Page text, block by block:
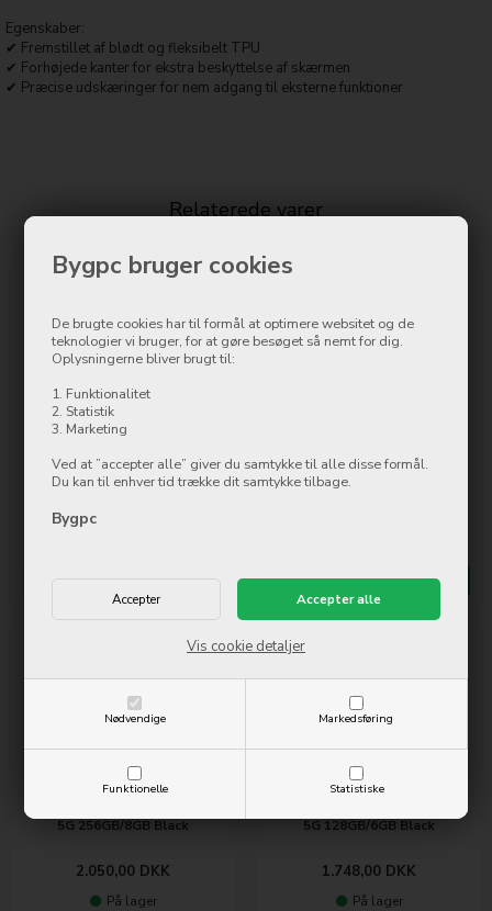
Bygpc bruger cookies
De brugte cookies har til formål at optimere websitet og de
teknologier vi bruger, for at gøre besøget så nemt for dig.
Oplysningerne bliver brugt til:
1. Funktionalitet
2. Statistik
3. Marketing
Ved at ”accepter alle” giver du samtykke til alle disse formål.
Du kan til enhver tid trække dit samtykke tilbage.
Bygpc
Nødvendige Markedsføring
Funktionelle Statistiske
Vis cookie detaljer
Egenskaber:
✔ Fremstillet af blødt og fleksibelt TPU
✔ Forhøjede kanter for ekstra beskyttelse af skærmen
✔ Præcise udskæringer for nem adgang til eksterne funktioner
Relaterede varer
5G 256GB/8GB White
Køb nu
Mere info
5G 128GB/6GB White
Køb nu
Mere info
5G 256GB/8GB Black
2.050,00 DKK
På lager
5G 128GB/6GB Black
1.748,00 DKK
På lager